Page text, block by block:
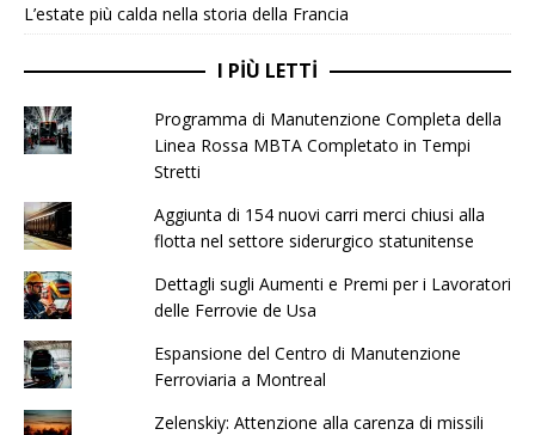
L’estate più calda nella storia della Francia
I PIÙ LETTI
Programma di Manutenzione Completa della
Linea Rossa MBTA Completato in Tempi
Stretti
Aggiunta di 154 nuovi carri merci chiusi alla
flotta nel settore siderurgico statunitense
Dettagli sugli Aumenti e Premi per i Lavoratori
delle Ferrovie de Usa
Espansione del Centro di Manutenzione
Ferroviaria a Montreal
Zelenskiy: Attenzione alla carenza di missili